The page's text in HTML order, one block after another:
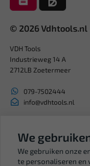
© 2026 Vdhtools.nl
VDH Tools
Industrieweg 14 A
2712LB Zoetermeer
079-7502444
info@vdhtools.nl
BTW: NL819958657B01
We
We gebruiken onze
te personaliseren en